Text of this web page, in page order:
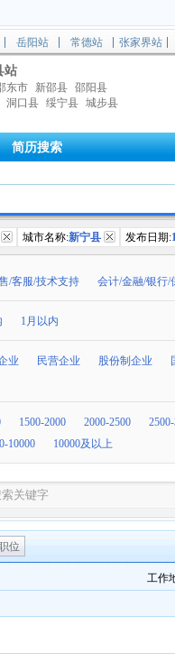
岳阳站 常德站 张家界站
站
东市 新邵县 邵阳县
洞口县 绥宁县 城步县
简历搜索
城市名称:新宁县 发布日期:
/客服/技术支持 会计/金融/银行/
1月以内
业 民营企业 股份制企业
1500-2000 2000-2500
10000 10000及以上
位
工作